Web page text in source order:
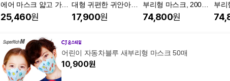
에어 마스크 얇고 가벼
운 여름용 새부리형, 1
25,460원
대형 귀편한 귀안아픈
숨쉬기편한 여름용 마
17,900원
부리형 마스크, 200개
입, 1개, 그레이
74,800원
부리
입,
어린이 자동차블루 새부리형 마스크 50매
10,900원